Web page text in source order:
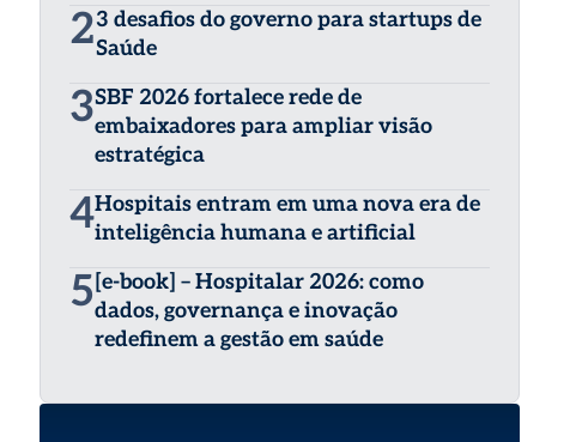
23 desafios do governo para startups de
Saúde
3SBF 2026 fortalece rede de
embaixadores para ampliar visão
estratégica
4Hospitais entram em uma nova era de
inteligência humana e artificial
5 [e-book] – Hospitalar 2026: como
dados, governança e inovação
redefinem a gestão em saúde